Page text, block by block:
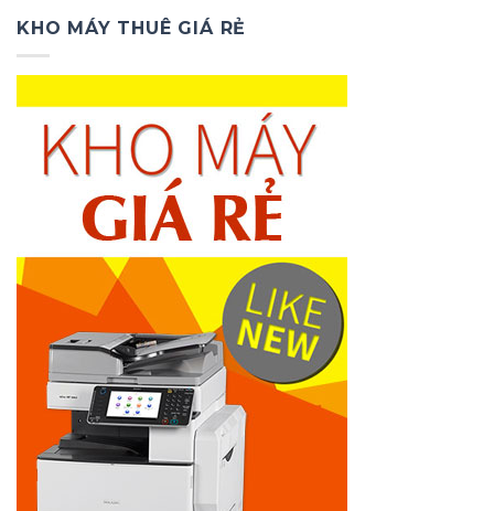
2.000.000₫.
KHO MÁY THUÊ GIÁ RẺ